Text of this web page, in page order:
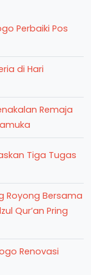
Perbaiki Pos
di Hari
Remaja
Tiga Tugas
Royong Bersama
Qur’an Pring
Renovasi